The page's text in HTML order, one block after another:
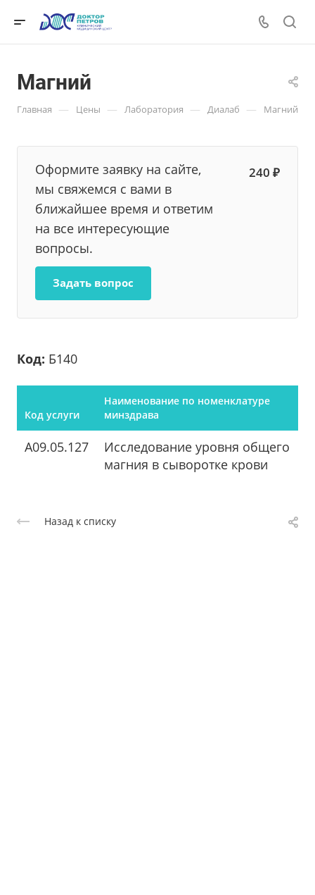
Магний
Главная — Цены — Лаборатория — Диалаб — Магний
Оформите заявку на сайте,
мы свяжемся с вами в
ближайшее время и ответим
на все интересующие
вопросы.
240 ₽
Задать вопрос
Код: Б140
Код услуги
Наименование по номенклатуре
минздрава
A09.05.127
Исследование уровня общего
магния в сыворотке крови
Назад к списку